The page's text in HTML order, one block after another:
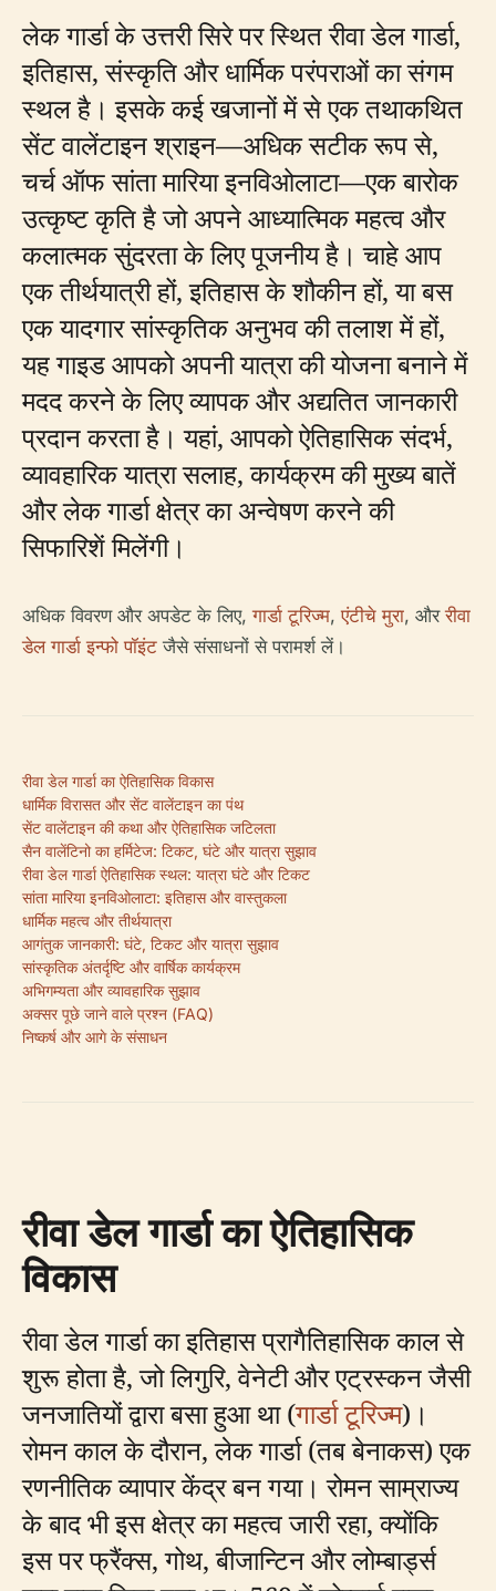
लेक गार्डा के उत्तरी सिरे पर स्थित रीवा डेल गार्डा,
इतिहास, संस्कृति और धार्मिक परंपराओं का संगम
स्थल है। इसके कई खजानों में से एक तथाकथित
सेंट वालेंटाइन श्राइन—अधिक सटीक रूप से,
चर्च ऑफ सांता मारिया इनविओलाटा—एक बारोक
उत्कृष्ट कृति है जो अपने आध्यात्मिक महत्व और
कलात्मक सुंदरता के लिए पूजनीय है। चाहे आप
एक तीर्थयात्री हों, इतिहास के शौकीन हों, या बस
एक यादगार सांस्कृतिक अनुभव की तलाश में हों,
यह गाइड आपको अपनी यात्रा की योजना बनाने में
मदद करने के लिए व्यापक और अद्यतित जानकारी
प्रदान करता है। यहां, आपको ऐतिहासिक संदर्भ,
व्यावहारिक यात्रा सलाह, कार्यक्रम की मुख्य बातें
और लेक गार्डा क्षेत्र का अन्वेषण करने की
सिफारिशें मिलेंगी।
अधिक विवरण और अपडेट के लिए,गार्डा टूरिज्म,एंटीचे मुरा, औररीवा
डेल गार्डा इन्फो पॉइंट जैसे संसाधनों से परामर्श लें।
रीवा डेल गार्डा का ऐतिहासिक विकास
धार्मिक विरासत और सेंट वालेंटाइन का पंथ
सेंट वालेंटाइन की कथा और ऐतिहासिक जटिलता
सैन वालेंटिनो का हर्मिटेज: टिकट, घंटे और यात्रा सुझाव
रीवा डेल गार्डा ऐतिहासिक स्थल: यात्रा घंटे और टिकट
सांता मारिया इनविओलाटा: इतिहास और वास्तुकला
धार्मिक महत्व और तीर्थयात्रा
आगंतुक जानकारी: घंटे, टिकट और यात्रा सुझाव
सांस्कृतिक अंतर्दृष्टि और वार्षिक कार्यक्रम
अभिगम्यता और व्यावहारिक सुझाव
अक्सर पूछे जाने वाले प्रश्न (FAQ)
निष्कर्ष और आगे के संसाधन
रीवा डेल गार्डा का ऐतिहासिक
विकास
रीवा डेल गार्डा का इतिहास प्रागैतिहासिक काल से
शुरू होता है, जो लिगुरि, वेनेटी और एट्रस्कन जैसी
जनजातियों द्वारा बसा हुआ था (गार्डा टूरिज्म)।
रोमन काल के दौरान, लेक गार्डा (तब बेनाकस) एक
रणनीतिक व्यापार केंद्र बन गया। रोमन साम्राज्य
के बाद भी इस क्षेत्र का महत्व जारी रहा, क्योंकि
इस पर फ्रैंक्स, गोथ, बीजान्टिन और लोम्बार्ड्स